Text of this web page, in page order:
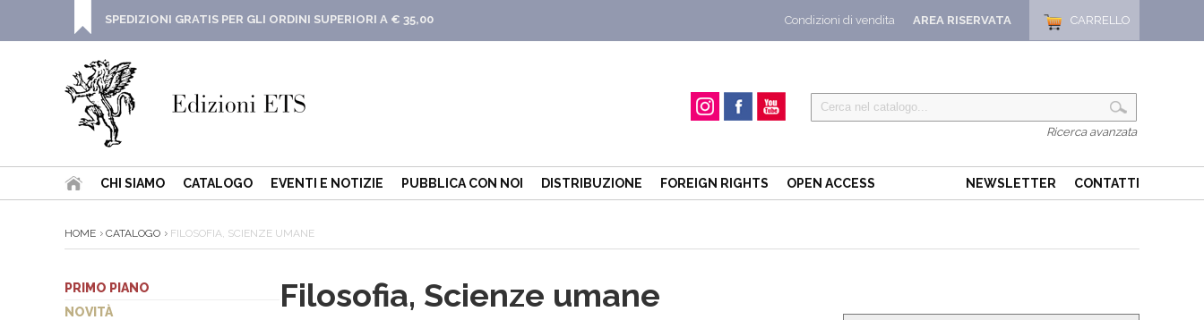
CARRELLO
AREA RISERVATA
Condizioni di vendita
SPEDIZIONI GRATIS PER GLI ORDINI SUPERIORI A € 35,00
Ricerca avanzata
CHI SIAMO CATALOGO EVENTI E NOTIZIE PUBBLICA CON NOI DISTRIBUZIONE FOREIGN RIGHTS OPEN ACCESS NEWSLETTER CONTATTI
HOME CATALOGO FILOSOFIA, SCIENZE UMANE
PRIMO PIANO
NOVITÀ
Filosofia, Scienze umane